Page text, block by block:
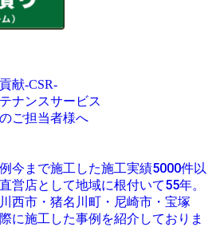
献-CSR-
ナンスサービス
ご担当者様へ
今まで施工した施工実績5000件以
営店として地域に根付いて55年。
西市・猪名川町・尼崎市・宝塚
に施工した事例を紹介しておりま